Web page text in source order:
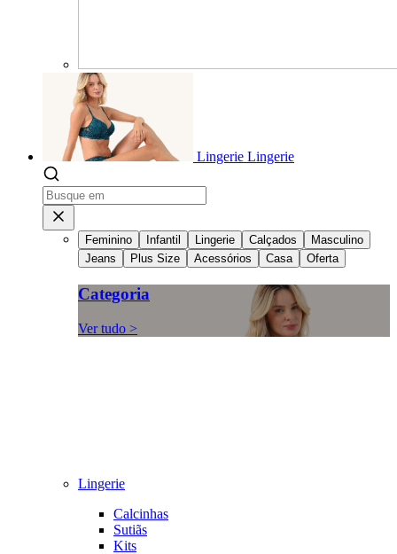
Lingerie Lingerie
Feminino Infantil Lingerie Calçados
Masculino
Jeans
Plus Size Acessórios Casa Oferta
Categoria
Ver tudo >
Lingerie
Calcinhas
Sutiãs
Kits